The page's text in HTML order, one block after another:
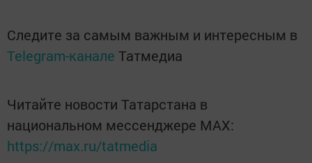
Следите за самым важным и интересным в
Telegram-канале Татмедиа
Читайте новости Татарстана в
национальном мессенджере MАХ:
https://max.ru/tatmedia